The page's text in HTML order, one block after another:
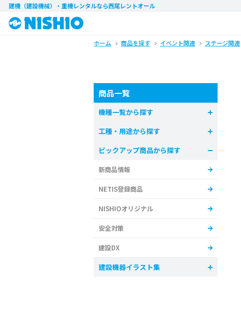
建機（建設機械）・重機レンタルなら西尾レントオール
ホーム 商品を探す イベント関連 ステージ関連
商品一覧
機種一覧から探す
工種・用途から探す
ピックアップ商品から探す
新商品情報
NETIS登録商品
NISHIOオリジナル
安全対策
建設DX
建設機器イラスト集